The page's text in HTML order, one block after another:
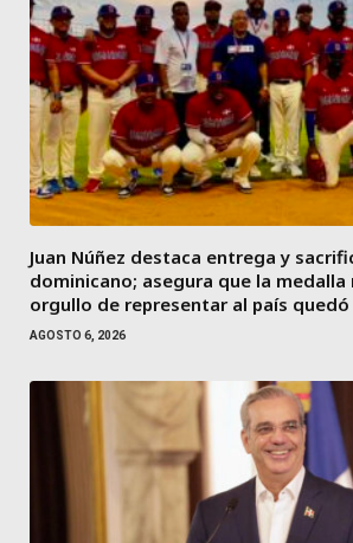
Juan Núñez destaca entrega y
dominicano; asegura que la medalla
orgullo de representar al país
AGOSTO 6, 2026